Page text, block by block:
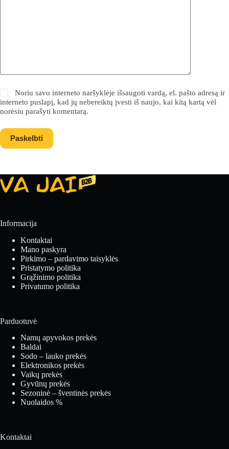
Noriu savo interneto naršyklėje išsaugoti vardą, el. pašto adresą ir
interneto puslapį, kad jų nebereiktų įvesti iš naujo, kai kitą kartą vėl
norėsiu parašyti komentarą.
Paskelbti
Informacija
Kontaktai
Mano paskyra
Pirkimo – pardavimo taisyklės
Pristatymo politika
Grąžinimo politika
Privatumo politika
Parduotuvė
Namų apyvokos prekės
Baldai
Sodo – lauko prekės
Elektronikos prekės
Vaikų prekės
Gyvūnų prekės
Sezoninė – šventinės prekės
Nuolaidos %
Kontaktai